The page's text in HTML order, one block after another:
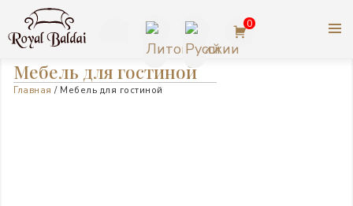
Перейти
содержимому
КОРОЛЕВСКАЯ МЕБЕЛЬ |
АМЕРИКАНСКАЯ МЕБЕЛЬ
623
0
Мебель для гостиной
Главная / Мебель для гостиной